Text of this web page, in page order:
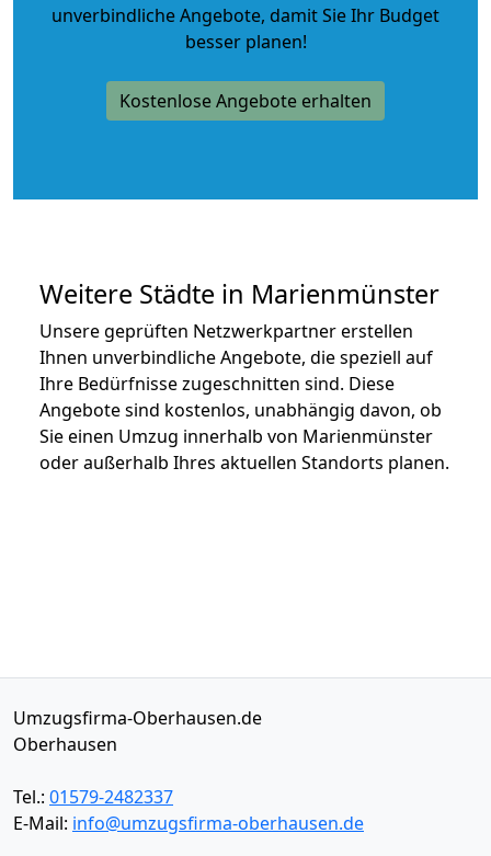
unverbindliche Angebote, damit Sie Ihr Budget
besser planen!
Kostenlose Angebote erhalten
Weitere Städte in Marienmünster
Unsere geprüften Netzwerkpartner erstellen
Ihnen unverbindliche Angebote, die speziell auf
Ihre Bedürfnisse zugeschnitten sind. Diese
Angebote sind kostenlos, unabhängig davon, ob
Sie einen Umzug innerhalb von Marienmünster
oder außerhalb Ihres aktuellen Standorts planen.
Umzugsfirma-Oberhausen.de
Oberhausen
Tel.: 01579-2482337
E-Mail: info@umzugsfirma-oberhausen.de